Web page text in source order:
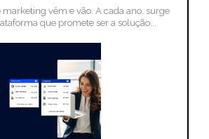
vêm e vão. A cada ano, surge
que promete ser a solução...